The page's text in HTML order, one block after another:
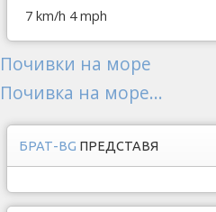
7 km/h 4 mph
Почивки на море
Почивка на море...
БРАТ-BG ПРЕДСТАВЯ